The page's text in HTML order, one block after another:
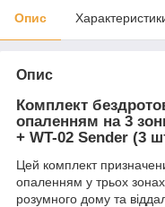
Опис
Опис
Комплект
опаленням на 3
+ WT-02 Sender (3
Цей комплект
опаленням у трьох зонах
розумного дому та